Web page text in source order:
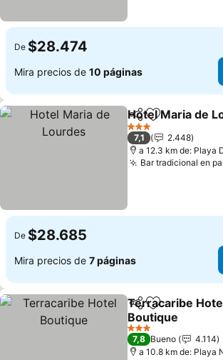
De $28.474
Mira precios de 10 páginas
CompartirAgregar a
Hotel Maria de
3 Estrellas
7,1
2.448
a 12.3 km de: Playa
Bar tradicional en
De $28.685
Mira precios de 7 páginas
Compartir
Agregar a
Terracaribe
Boutique
Ver precios
3 Estrellas
7,8 Bueno
4.114
a 10.8 km de: Playa